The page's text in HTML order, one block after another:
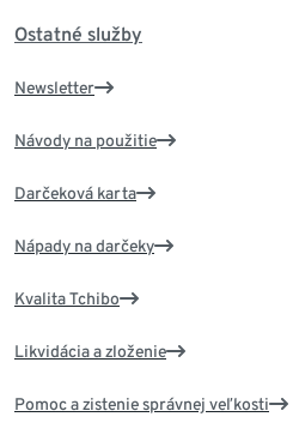
Ostatné služby
Newsletter
Návody na použitie
Darčeková karta
Nápady na darčeky
Kvalita Tchibo
Likvidácia a zloženie
Pomoc a zistenie správnej veľkosti